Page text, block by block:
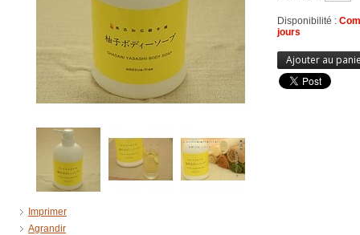
Imprimer
Agrandir
Disponibilité :
jours
Ajouter au